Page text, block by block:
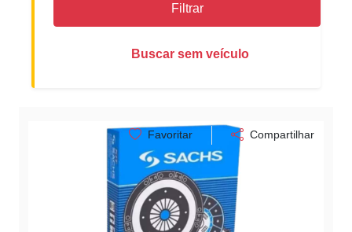
Filtrar
Buscar sem veículo
Favoritar Compartilhar